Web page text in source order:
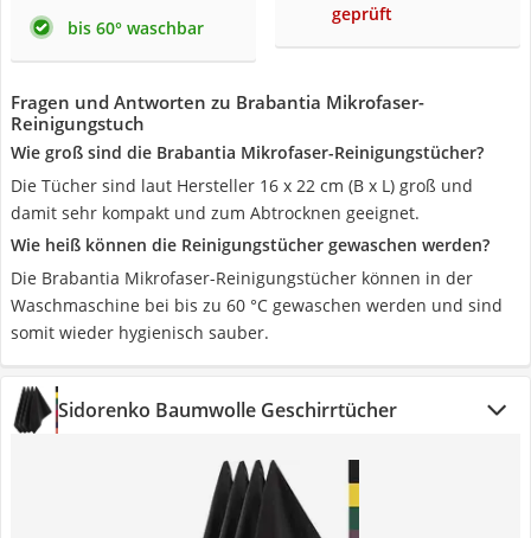
bis 60° waschbar
geprüft
Fragen und Antworten zu Brabantia Mikrofaser-
Reinigungstuch
Wie groß sind die Brabantia Mikrofaser-Reinigungstücher?
Die Tücher sind laut Hersteller 16 x 22 cm (B x L) groß und
damit sehr kompakt und zum Abtrocknen geeignet.
Wie heiß können die Reinigungstücher gewaschen werden?
Die Brabantia Mikrofaser-Reinigungstücher können in der
Waschmaschine bei bis zu 60 °C gewaschen werden und sind
somit wieder hygienisch sauber.
Sidorenko Baumwolle Geschirrtücher